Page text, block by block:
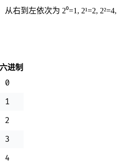
右到左依次为 2⁰=1, 2¹=2, 2²=4,
进制
0
1
2
3
4